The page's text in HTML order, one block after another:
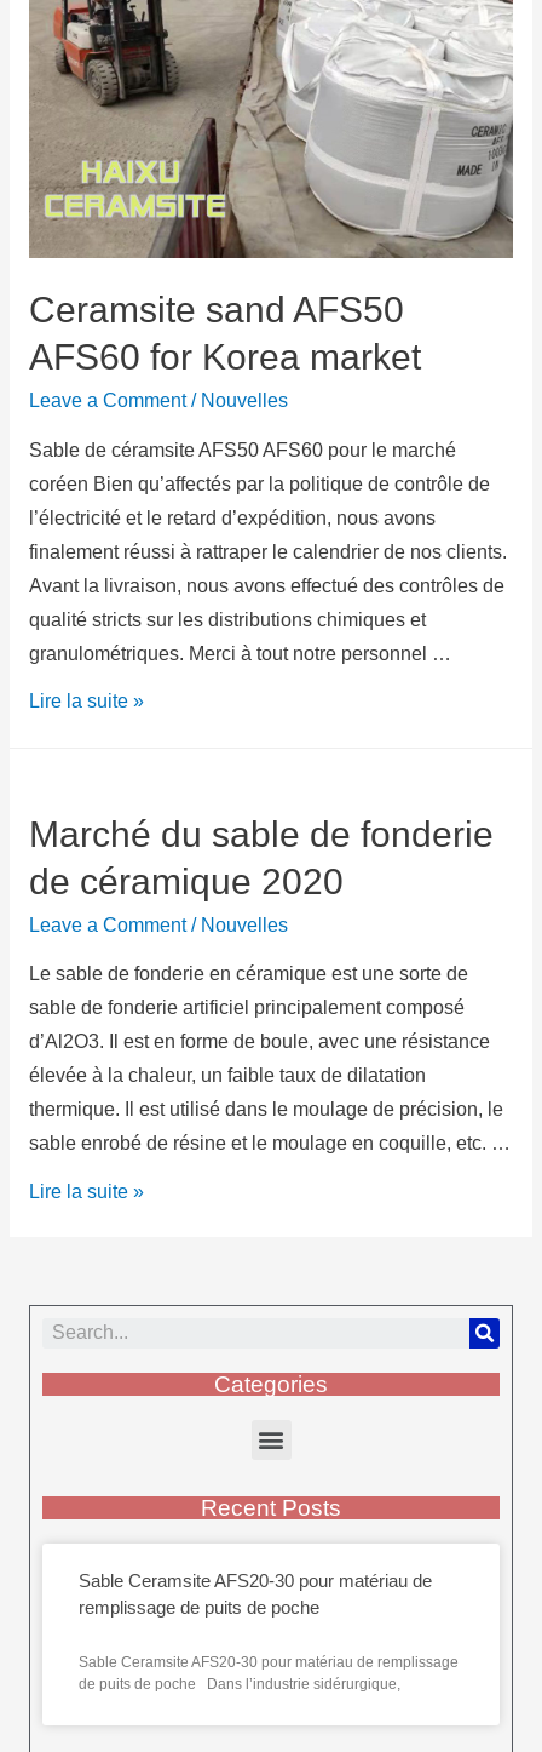
Ceramsite sand AFS50
AFS60 for Korea market
Leave a Comment / Nouvelles
Sable de céramsite AFS50 AFS60 pour le marché
coréen Bien qu’affectés par la politique de contrôle de
l’électricité et le retard d’expédition, nous avons
finalement réussi à rattraper le calendrier de nos clients.
Avant la livraison, nous avons effectué des contrôles de
qualité stricts sur les distributions chimiques et
granulométriques. Merci à tout notre personnel …
Lire la suite »
Marché du sable de fonderie
de céramique 2020
Leave a Comment / Nouvelles
Le sable de fonderie en céramique est une sorte de
sable de fonderie artificiel principalement composé
d’Al2O3. Il est en forme de boule, avec une résistance
élevée à la chaleur, un faible taux de dilatation
thermique. Il est utilisé dans le moulage de précision, le
sable enrobé de résine et le moulage en coquille, etc. …
Lire la suite »
Categories
Recent Posts
Sable Ceramsite AFS20-30 pour matériau de
remplissage de puits de poche
Sable Ceramsite AFS20-30 pour matériau de remplissage
de puits de poche Dans l’industrie sidérurgique,